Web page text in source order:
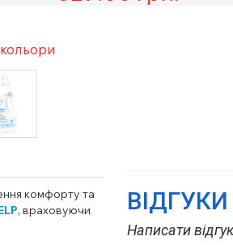
комфорту та
, враховуючи
ВІДГУКИ
Написати відгук